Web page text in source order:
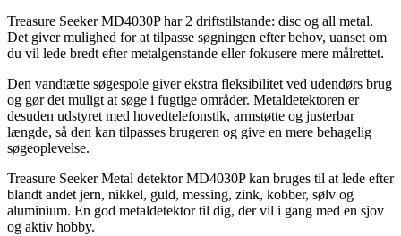
Treasure Seeker MD4030P har 2 driftstilstande: disc og all metal.
Det giver mulighed for at tilpasse søgningen efter behov, uanset om
du vil lede bredt efter metalgenstande eller fokusere mere målrettet.
Den vandtætte søgespole giver ekstra fleksibilitet ved udendørs brug
og gør det muligt at søge i fugtige områder. Metaldetektoren er
desuden udstyret med hovedtelefonstik, armstøtte og justerbar
længde, så den kan tilpasses brugeren og give en mere behagelig
søgeoplevelse.
Treasure Seeker Metal detektor MD4030P kan bruges til at lede efter
blandt andet jern, nikkel, guld, messing, zink, kobber, sølv og
aluminium. En god metaldetektor til dig, der vil i gang med en sjov
og aktiv hobby.